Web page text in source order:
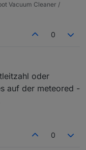
Vacuum Cleaner /
0
oder
auf der meteored -
0